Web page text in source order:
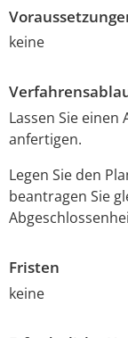
keine
Lassen Sie
anfertigen.
Legen Sie den
beantragen Sie
Fristen
keine